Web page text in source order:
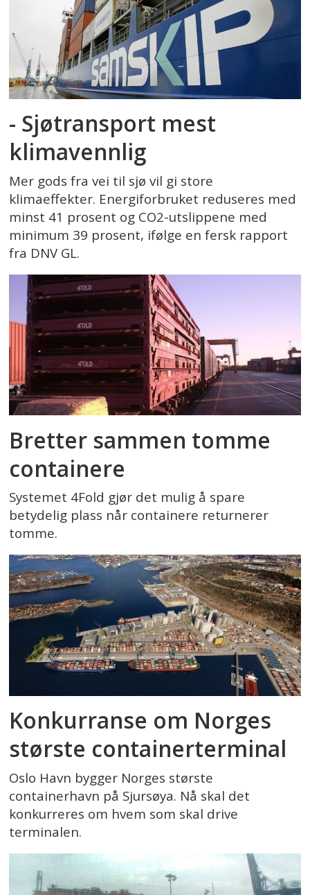
- Sjøtransport mest
klimavennlig
Mer gods fra vei til sjø vil gi store
klimaeffekter. Energiforbruket reduseres med
minst 41 prosent og CO2-utslippene med
minimum 39 prosent, ifølge en fersk rapport
fra DNV GL.
Bretter sammen tomme
containere
Systemet 4Fold gjør det mulig å spare
betydelig plass når containere returnerer
tomme.
Konkurranse om Norges
største containerterminal
Oslo Havn bygger Norges største
containerhavn på Sjursøya. Nå skal det
konkurreres om hvem som skal drive
terminalen.